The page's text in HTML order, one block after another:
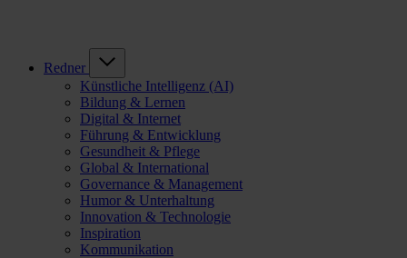
Redner
Künstliche Intelligenz (AI)
Bildung & Lernen
Digital & Internet
Führung & Entwicklung
Gesundheit & Pflege
Global & International
Governance & Management
Humor & Unterhaltung
Innovation & Technologie
Inspiration
Kommunikation